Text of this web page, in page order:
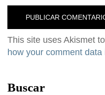
This site uses Akismet
how your comment data
Buscar